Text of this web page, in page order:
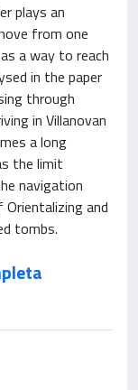
plays an
from one
a way to reach
in the paper
through
in Villanovan
a long
the limit
navigation
and
tombs.